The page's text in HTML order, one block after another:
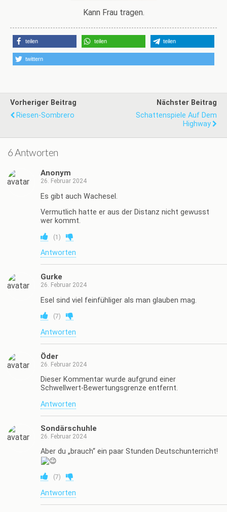
Kann Frau tragen.
teilen teilen teilen
twittern
Vorheriger Beitrag
Riesen-Sombrero
Nächster Beitrag
Schattenspiele Auf Dem
Highway
6 Antworten
Anonym
26. Februar 2024
Es gibt auch Wachesel.
Vermutlich hatte er aus der Distanz nicht gewusst
wer kommt.
(1 )
Antworten
Gurke
26. Februar 2024
Esel sind viel feinfühliger als man glauben mag.
(7)
Antworten
Öder
26. Februar 2024
Dieser Kommentar wurde aufgrund einer
Schwellwert-Bewertungsgrenze entfernt.
Antworten
Sondärschuhle
26. Februar 2024
Aber du „brauch“ ein paar Stunden Deutschunterricht!
(7)
Antworten